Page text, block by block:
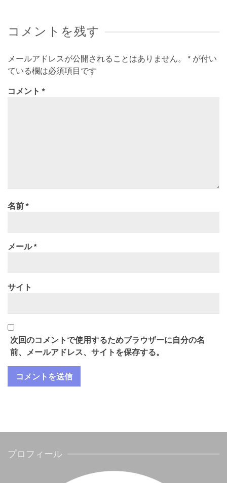
コメントを残す
メールアドレスが公開されることはありません。 * が付い
ている欄は必須項目です
コメント *
名前*
メール*
サイト
次回のコメントで使用するためブラウザーに自分の名
前、メールアドレス、サイトを保存する。
プロフィール